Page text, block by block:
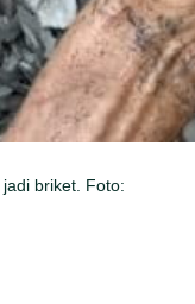
briket. Foto: